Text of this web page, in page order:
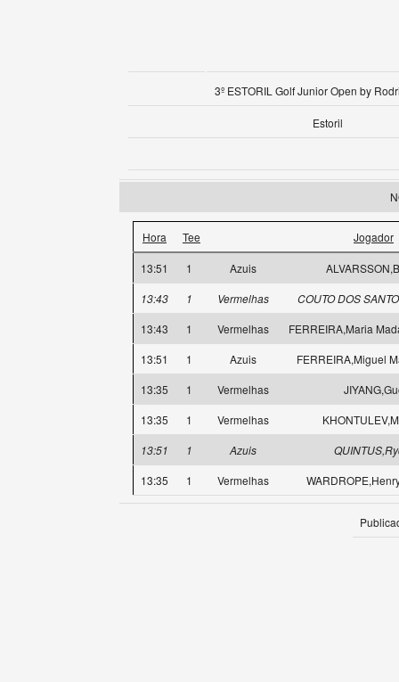
3º ESTORIL Golf Junior Open by
Estoril
Hora Tee Jogador
13:51 1 Azuis
13:43
1 Vermelhas
COUTO DOS
13:43
1 Vermelhas
FERREIRA,Maria
13:51
1 Azuis
FERREIRA,Miguel
13:35
1 Vermelhas
13:35
1 Vermelhas
13:51
1 Azuis
13:35
1 Vermelhas